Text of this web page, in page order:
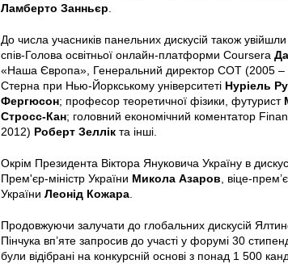
Ламберто Занньєр
До числа учасників панельних дискусій також
спів-Голова освітньої онлайн-платформи Coursera
«Наша Європа», Генеральний директор СОТ (2005 –
Стерна при Нью-Йоркському університеті Нуріель
Фергюсон; професор теоретичної фізики, футурист
Стросс-Кан; головний економічний коментатор
2012) Роберт Зеллік та інші.
Окрім Президента Віктора Януковича Україну в
Прем'єр-міністр України Микола Азаров , віце-
України Леонід Кожара
Продовжуючи залучати до глобальних дискусій
Пінчука вп’яте запросив до участі у форумі 30
були відібрані на конкурсній основі з понад 1 500